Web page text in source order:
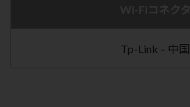
Tp-Link – 中国